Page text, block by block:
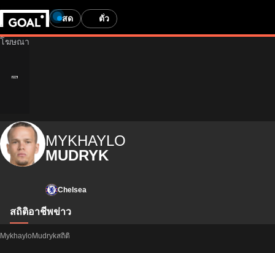
สด ตั๋ว
MYKHAYLO
MUDRYK
Chelsea
สถิติอาชีพข่าว
MykhayloMudrykสถิติ